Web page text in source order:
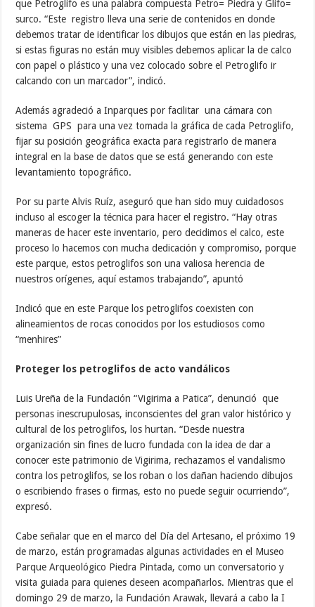
que Petroglifo es una palabra compuesta Petro= Piedra y Glifo=
surco. “Este registro lleva una serie de contenidos en donde
debemos tratar de identificar los dibujos que están en las piedras,
si estas figuras no están muy visibles debemos aplicar la de calco
con papel o plástico y una vez colocado sobre el Petroglifo ir
calcando con un marcador”, indicó.
Además agradeció a Inparques por facilitar una cámara con
sistema GPS para una vez tomada la gráfica de cada Petroglifo,
fijar su posición geográfica exacta para registrarlo de manera
integral en la base de datos que se está generando con este
levantamiento topográfico.
Por su parte Alvis Ruíz, aseguró que han sido muy cuidadosos
incluso al escoger la técnica para hacer el registro. “Hay otras
maneras de hacer este inventario, pero decidimos el calco, este
proceso lo hacemos con mucha dedicación y compromiso, porque
este parque, estos petroglifos son una valiosa herencia de
nuestros orígenes, aquí estamos trabajando”, apuntó
Indicó que en este Parque los petroglifos coexisten con
alineamientos de rocas conocidos por los estudiosos como
“menhires”
Proteger los petroglifos de acto vandálicos
Luis Ureña de la Fundación “Vigirima a Patica”, denunció que
personas inescrupulosas, inconscientes del gran valor histórico y
cultural de los petroglifos, los hurtan. “Desde nuestra
organización sin fines de lucro fundada con la idea de dar a
conocer este patrimonio de Vigirima, rechazamos el vandalismo
contra los petroglifos, se los roban o los dañan haciendo dibujos
o escribiendo frases o firmas, esto no puede seguir ocurriendo”,
expresó.
Cabe señalar que en el marco del Día del Artesano, el próximo 19
de marzo, están programadas algunas actividades en el Museo
Parque Arqueológico Piedra Pintada, como un conversatorio y
visita guiada para quienes deseen acompañarlos. Mientras que el
domingo 29 de marzo, la Fundación Arawak, llevará a cabo la I